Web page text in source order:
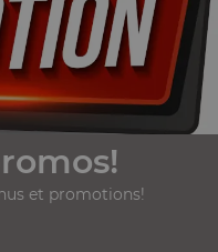
et promotions!